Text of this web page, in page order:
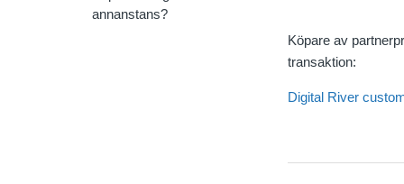
annanstans?
Köpare av
transaktion:
Digital River